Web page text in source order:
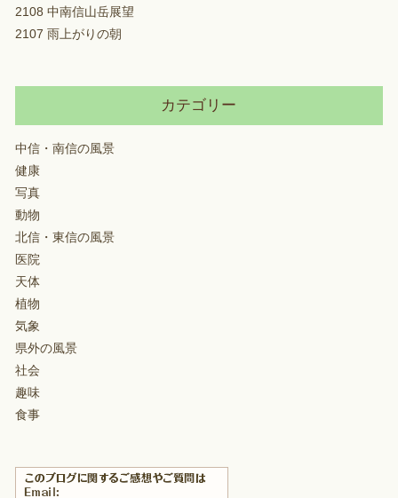
2108 中南信山岳展望
2107 雨上がりの朝
カテゴリー
中信・南信の風景
健康
写真
動物
北信・東信の風景
医院
天体
植物
気象
県外の風景
社会
趣味
食事